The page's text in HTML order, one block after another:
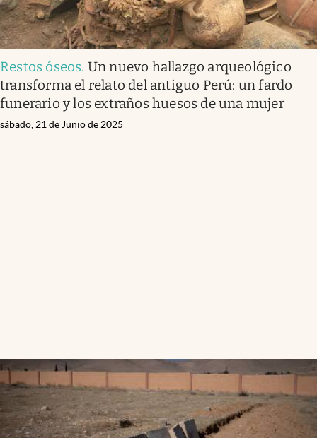
Restos óseos. Un nuevo hallazgo arqueológico
transforma el relato del antiguo Perú: un fardo
funerario y los extraños huesos de una mujer
sábado, 21 de Junio de 2025